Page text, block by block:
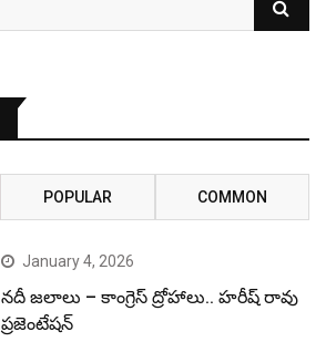
POPULAR COMMON
January 4, 2026
నదీ జలాలు – కాంగ్రెస్ ద్రోహాలు.. హరీష్ రావు
ప్రజెంటేషన్